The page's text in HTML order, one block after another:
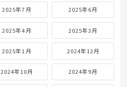
2025年7月 2025年6月
2025年4月 2025年3月
2025年1月 2024年12月
2024年10月 2024年9月